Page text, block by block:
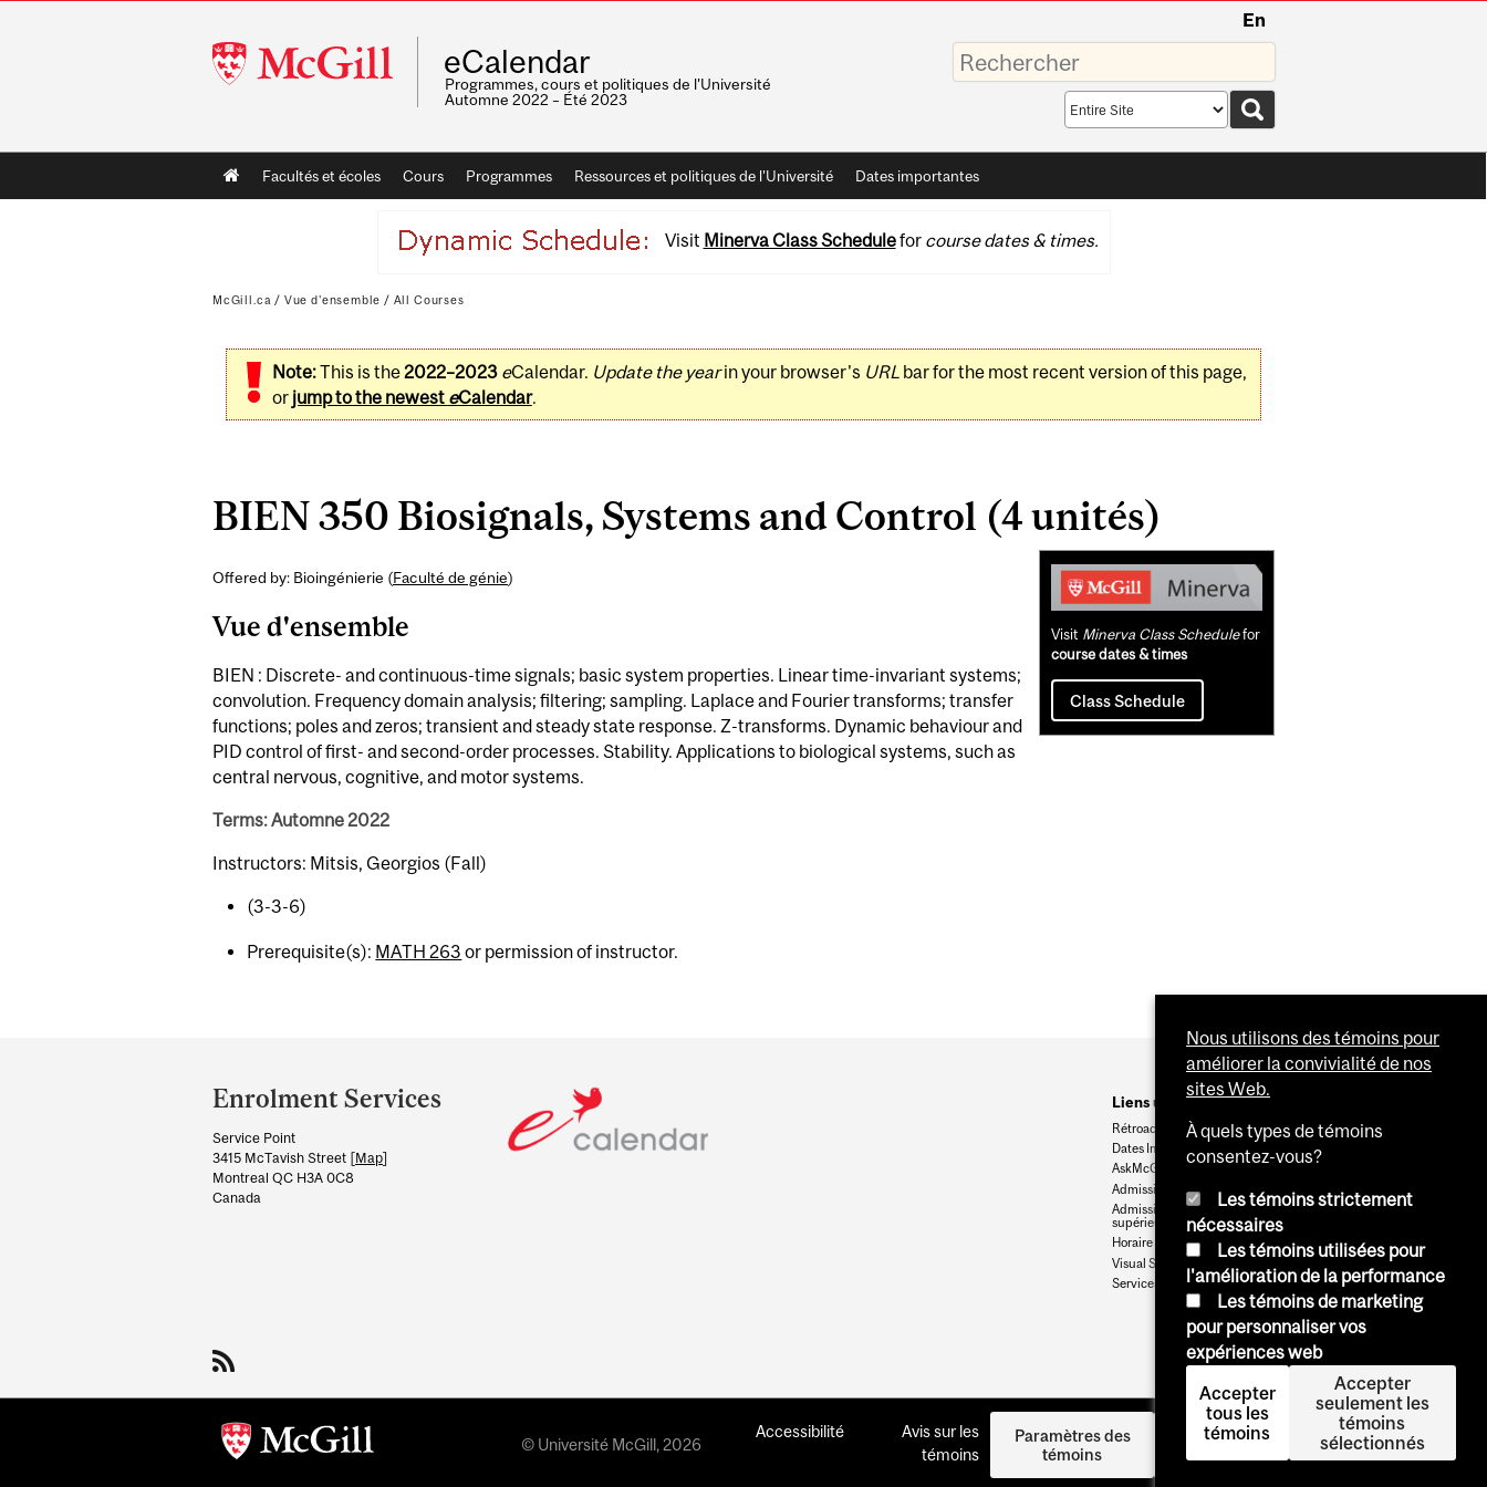
McGill
University
En
eCalendar
Programmes, cours et politiques de l'Université
Automne 2022 – Été 2023
Saisissez
vos
mots-
Search
scope
Main
navigation
Facultés et écoles Cours Programmes Ressources et politiques de l'Université Dates importantes
Visit Minerva Class Schedulefor course dates & times.
McGill.ca / Vue d'ensemble / All Courses
Note:This is the2022–2023 eCalendar. Update the yearin your browser's URLbar for the most recent version of this page,
or jump to the newest eCalendar.
BIEN 350 Biosignals, Systems and Control (4 unités)
Offered by: Bioingénierie (Faculté de génie)
Vue d'ensemble
BIEN : Discrete- and continuous-time signals; basic system properties. Linear time-invariant systems;
convolution. Frequency domain analysis; filtering; sampling. Laplace and Fourier transforms; transfer
functions; poles and zeros; transient and steady state response. Z-transforms. Dynamic behaviour and
PID control of first- and second-order processes. Stability. Applications to biological systems, such as
central nervous, cognitive, and motor systems.
Terms: Automne 2022
Instructors: Mitsis, Georgios (Fall)
(3-3-6)
Prerequisite(s): MATH 263 or permission of instructor.
Related
Content
Visit Minerva Class Schedulefor
course dates & times
Class Schedule
and
University
Information
Enrolment Services
Service Point
3415 McTavish Street [Map]
Montreal QC H3A 0C8
Canada
Liens utiles
Rétroaction
Dates Importantes
AskMcGill
Admission au premier cycle
Admissions aux cycles
supérieurs et postdoctoraux
Horaire des cours
Visual Schedule Builder
Services aux étudiants
© Université McGill, 2026
Accessibilité
Avis sur les
témoins
Paramètres des
témoins
Se
connecter
Nous utilisons des témoins pour
améliorer la convivialité de nos
sites Web.
À quels types de témoins
consentez-vous?
Les témoins strictement
nécessaires
Les témoins utilisées pour
l'amélioration de la performance
Les témoins de marketing
pour personnaliser vos
expériences web
Accepter
tous les
témoins
Accepter
seulement les
témoins
sélectionnés